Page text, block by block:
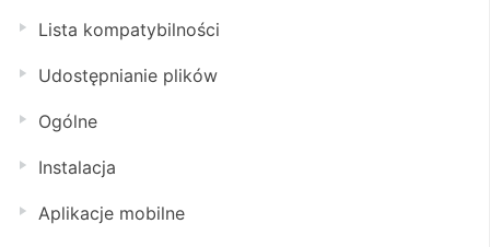
Lista kompatybilności
Udostępnianie plików
Ogólne
Instalacja
Aplikacje mobilne